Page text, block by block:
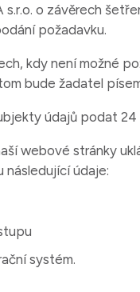
s.r.o. o závěrech
požadavku.
kdy není možné
bude žadatel
údajů podat
webové stránky
následující údaje:
systém.